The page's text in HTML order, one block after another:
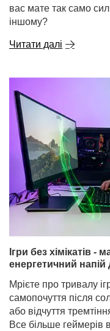
вас мате так само
іншому?
Читати далі
Ігри без хімікатів -
енергетичний напій
Мрієте про тривалу
самопочуття після
або відчуття
Все більше геймерів